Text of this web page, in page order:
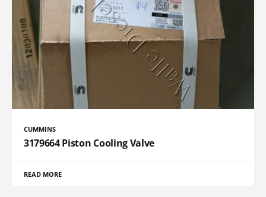
CUMMINS
3179664 Piston Cooling Valve
READ MORE